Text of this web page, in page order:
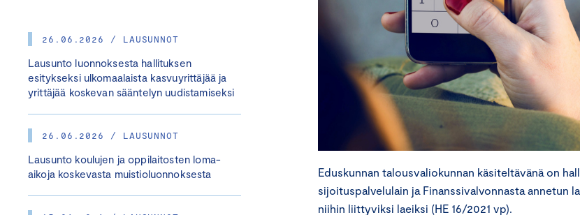
26.06.2026 / LAUSUNNOT
Lausunto luonnoksesta hallituksen
esitykseksi ulkomaalaista kasvuyrittäjää ja
yrittäjää koskevan sääntelyn uudistamiseksi
26.06.2026 / LAUSUNNOT
Lausunto koulujen ja oppilaitosten loma-
aikoja koskevasta muistioluonnoksesta
Eduskunnan talousvaliokunnan käsiteltävänä on
sijoituspalvelulain ja Finanssivalvonnasta annetun
niihin liittyviksi laeiksi (HE 16/2021 vp).